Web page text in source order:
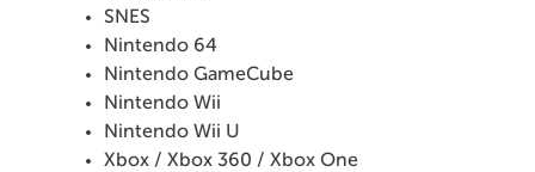
SNES
Nintendo 64
Nintendo GameCube
Nintendo Wii
Nintendo Wii U
Xbox / Xbox 360 / Xbox One